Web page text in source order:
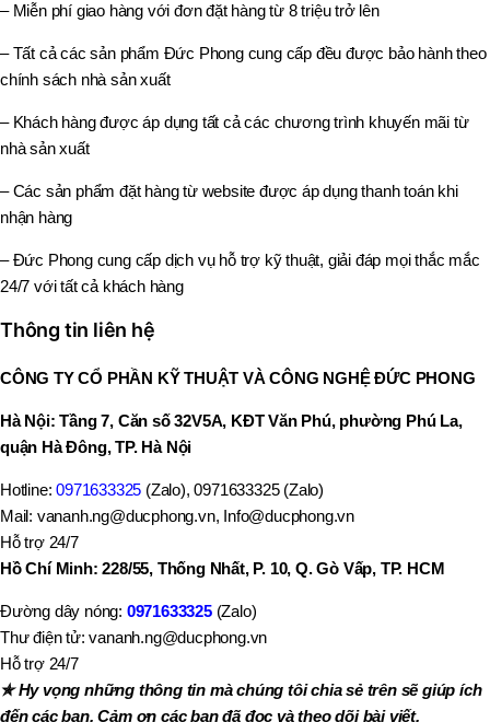
– Miễn phí giao hàng với đơn đặt hàng từ 8 triệu trở lên
– Tất cả các sản phẩm Đức Phong cung cấp đều được bảo hành theo
chính sách nhà sản xuất
– Khách hàng được áp dụng tất cả các chương trình khuyến mãi từ
nhà sản xuất
– Các sản phẩm đặt hàng từ website được áp dụng thanh toán khi
nhận hàng
– Đức Phong cung cấp dịch vụ hỗ trợ kỹ thuật, giải đáp mọi thắc mắc
24/7 với tất cả khách hàng
Thông tin liên hệ
CÔNG TY CỔ PHẦN KỸ THUẬT VÀ CÔNG NGHỆ ĐỨC PHONG
Hà Nội: Tầng 7, Căn số 32V5A, KĐT Văn Phú, phường Phú La,
quận Hà Đông, TP. Hà Nội
Hotline:0971633325 (Zalo), 0971633325 (Zalo)
Mail: vananh.ng@ducphong.vn, Info@ducphong.vn
Hỗ trợ 24/7
Hồ Chí Minh: 228/55, Thống Nhất, P. 10, Q. Gò Vấp, TP. HCM
Đường dây nóng: 0971633325(Zalo)
Thư điện tử: vananh.ng@ducphong.vn
Hỗ trợ 24/7
✯ Hy vọng những thông tin mà chúng tôi chia sẻ trên sẽ giúp ích
đến các bạn. Cảm ơn các bạn đã đọc và theo dõi bài viết.